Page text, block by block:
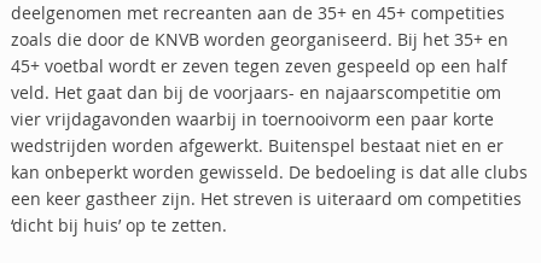
deelgenomen met recreanten aan de 35+ en 45+ competities
zoals die door de KNVB worden georganiseerd. Bij het 35+ en
45+ voetbal wordt er zeven tegen zeven gespeeld op een half
veld. Het gaat dan bij de voorjaars- en najaarscompetitie om
vier vrijdagavonden waarbij in toernooivorm een paar korte
wedstrijden worden afgewerkt. Buitenspel bestaat niet en er
kan onbeperkt worden gewisseld. De bedoeling is dat alle clubs
een keer gastheer zijn. Het streven is uiteraard om competities
‘dicht bij huis’ op te zetten.